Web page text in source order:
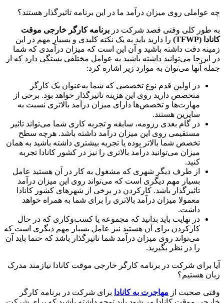
چه عواملی روی میزان درآمد ما در این برنامه تاثیرگذار هستند؟
به طور کلی وقتی قصد شرکت در برنامه کارگر خارجی موقت
کانادا (TFWP
) را دارید باید به یک نکته کلیدی و بسیار مهم در این
زمینه دقت داشته باشید و آن این است که میزان درآمدی که شما
در این‌جا می‌توانید داشته باشید به عوامل مختلفی بستگی دارد که از
جمله آنها می‌توان به موارد زیر اشاره کرد:
در اولین قدم نوع تخصصی که شما به‌عنوان یک کارگر
متخصص دارید روی این هزینه تاثیرگذار خواهد بود. برخی از
مهارت‌ها و تخصص‌ها دارای میزان درآمد بالاتری نسبت به
سایرین هستند.
در گام بعدی رزومه، سابقه و تجربه کاری شما می‌تواند تاثیر
مستقیمی روی این میزان درآمد داشته باشد. هرچه سطح
تخصص شما بالاتر بوده یا تجربه بیشتری داشته باشید به همان
میزان می‌توانید درآمد بالاتری را نیز در کشور کانادا تجربه
کنید.
از طرف دیگر شهری که مشغول به کار در آن هستید عامل
بسیار مهم دیگری است که می‌تواند روی این میزان درآمد
تاثیرگذار باشد. کارکردن در برخی از شهرهای کشور کانادا
معمولا میزان درآمد بالاتری را برای شما به همراه خواهد
داشت.
در نهایت باید بدانید که مجموعه یا کسب‌وکاری که در حال
کارکردن برای آن هستید نیز عامل بسیار مهم دیگری است که
می‌تواند روی میزان درآمد شما تاثیرگذار باشد که حتما باید آن
را در نظر بگیرید.
آیا برای شرکت در برنامه کارگر خارجی موقت کانادا نیازمند مدرک
زبان هستیم؟
وقتی صحبت از مهاجرت به کانادا برای شرکت در برنامه کارگر